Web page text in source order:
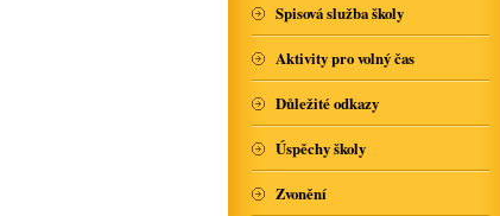
Spisová služba školy
Aktivity pro volný čas
Důležité odkazy
Úspěchy školy
Zvonění